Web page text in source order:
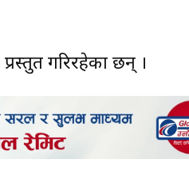
प्रस्तुत गरिरहेका छन् ।